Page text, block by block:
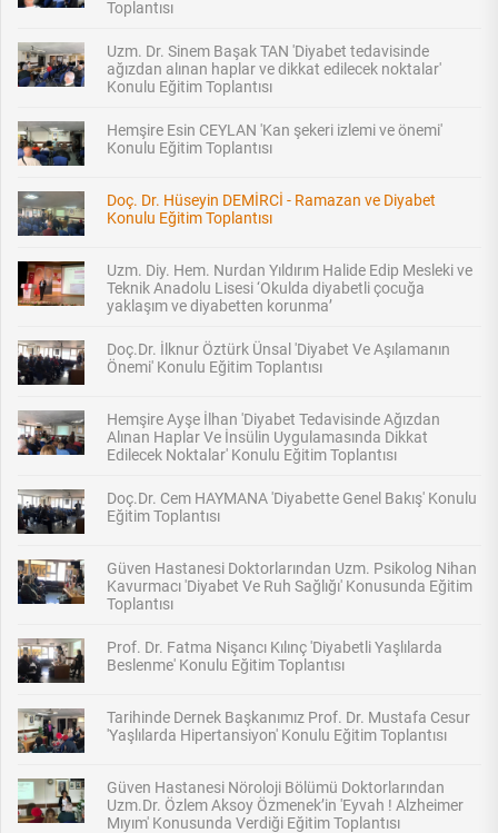
Toplantısı
Uzm. Dr. Sinem Başak TAN 'Diyabet tedavisinde
ağızdan alınan haplar ve dikkat edilecek noktalar'
Konulu Eğitim Toplantısı
Hemşire Esin CEYLAN 'Kan şekeri izlemi ve önemi'
Konulu Eğitim Toplantısı
Doç. Dr. Hüseyin DEMİRCİ - Ramazan ve Diyabet
Konulu Eğitim Toplantısı
Uzm. Diy. Hem. Nurdan Yıldırım Halide Edip Mesleki ve
Teknik Anadolu Lisesi ‘Okulda diyabetli çocuğa
yaklaşım ve diyabetten korunma’
Doç.Dr. İlknur Öztürk Ünsal 'Diyabet Ve Aşılamanın
Önemi' Konulu Eğitim Toplantısı
Hemşire Ayşe İlhan 'Diyabet Tedavisinde Ağızdan
Alınan Haplar Ve İnsülin Uygulamasında Dikkat
Edilecek Noktalar' Konulu Eğitim Toplantısı
Doç.Dr. Cem HAYMANA 'Diyabette Genel Bakış' Konulu
Eğitim Toplantısı
Güven Hastanesi Doktorlarından Uzm. Psikolog Nihan
Kavurmacı 'Diyabet Ve Ruh Sağlığı' Konusunda Eğitim
Toplantısı
Prof. Dr. Fatma Nişancı Kılınç 'Diyabetli Yaşlılarda
Beslenme' Konulu Eğitim Toplantısı
Tarihinde Dernek Başkanımız Prof. Dr. Mustafa Cesur
'Yaşlılarda Hipertansiyon' Konulu Eğitim Toplantısı
Güven Hastanesi Nöroloji Bölümü Doktorlarından
Uzm.Dr. Özlem Aksoy Özmenek’in 'Eyvah ! Alzheimer
Mıyım' Konusunda Verdiği Eğitim Toplantısı